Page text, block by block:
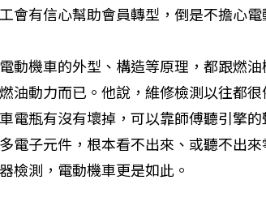
會有信心幫助會員轉型，倒是不擔心
動機車的外型、構造等原理，都跟燃
油動力而已。他說，維修檢測以往都
電瓶有沒有壞掉，可以靠師傅聽引擎
電子元件，根本看不出來、或聽不出
檢測，電動機車更是如此。